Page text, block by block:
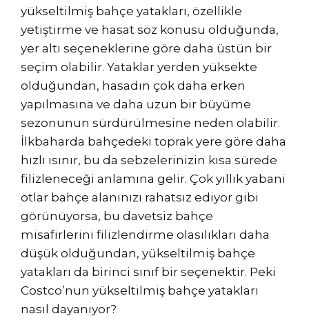
yükseltilmiş bahçe yatakları, özellikle
yetiştirme ve hasat söz konusu olduğunda,
yer altı seçeneklerine göre daha üstün bir
seçim olabilir. Yataklar yerden yüksekte
olduğundan, hasadın çok daha erken
yapılmasına ve daha uzun bir büyüme
sezonunun sürdürülmesine neden olabilir.
İlkbaharda bahçedeki toprak yere göre daha
hızlı ısınır, bu da sebzelerinizin kısa sürede
filizleneceği anlamına gelir. Çok yıllık yabani
otlar bahçe alanınızı rahatsız ediyor gibi
görünüyorsa, bu davetsiz bahçe
misafirlerini filizlendirme olasılıkları daha
düşük olduğundan, yükseltilmiş bahçe
yatakları da birinci sınıf bir seçenektir. Peki
Costco’nun yükseltilmiş bahçe yatakları
nasıl dayanıyor?